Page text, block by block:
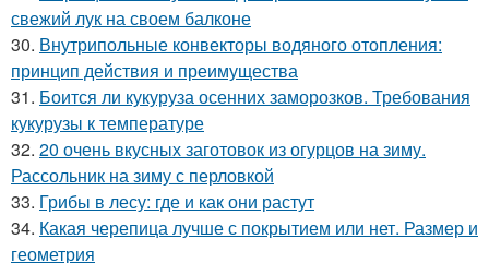
свежий лук на своем балконе
30. Внутрипольные конвекторы водяного отопления:
принцип действия и преимущества
31. Боится ли кукуруза осенних заморозков. Требования
кукурузы к температуре
32. 20 очень вкусных заготовок из огурцов на зиму.
Рассольник на зиму с перловкой
33. Грибы в лесу: где и как они растут
34. Какая черепица лучше с покрытием или нет. Размер и
геометрия